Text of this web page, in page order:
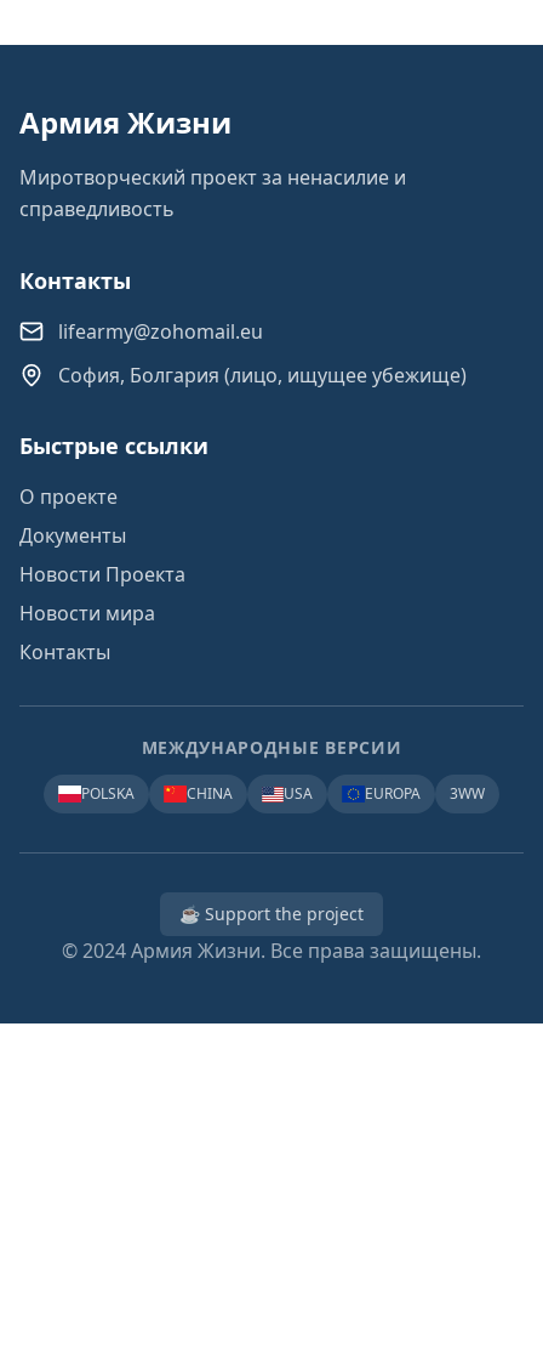
Армия Жизни
Миротворческий проект за ненасилие и
справедливость
Контакты
lifearmy@zohomail.eu
София, Болгария (лицо, ищущее убежище)
Быстрые ссылки
О проекте
Документы
Новости Проекта
Новости мира
Контакты
МЕЖДУНАРОДНЫЕ ВЕРСИИ
POLSKA CHINA USA EUROPA 3WW
☕ Support the project
© 2024Армия Жизни. Все права защищены.